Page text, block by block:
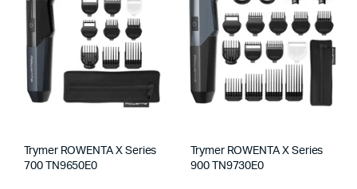
Trymer ROWENTA X Series
700 TN9650E0
Trymer ROWENTA X Series
900 TN9730E0